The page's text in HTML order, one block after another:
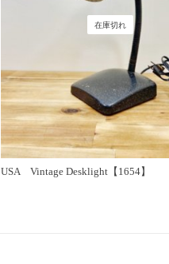
在庫切れ
USA Vintage Desklight【1654】